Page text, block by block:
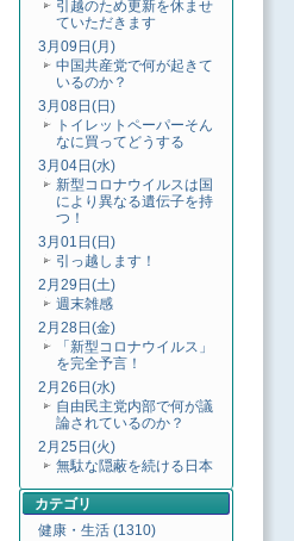
引越のため更新を休ませ
ていただきます
3月09日(月)
中国共産党で何が起きて
いるのか？
3月08日(日)
トイレットペーパーそん
なに買ってどうする
3月04日(水)
新型コロナウイルスは国
により異なる遺伝子を持
つ！
3月01日(日)
引っ越します！
2月29日(土)
週末雑感
2月28日(金)
「新型コロナウイルス」
を完全予言！
2月26日(水)
自由民主党内部で何が議
論されているのか？
2月25日(火)
無駄な隠蔽を続ける日本
カテゴリ
健康・生活 (1310)